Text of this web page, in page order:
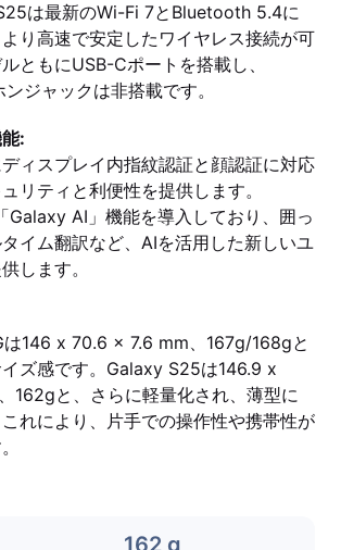
は最新のWi-Fi 7とBluetooth 5.4に
り高速で安定したワイヤレス接続が可
ともにUSB-Cポートを搭載し、
ジャックは非搭載です。
:
ィスプレイ内指紋認証と顔認証に対応
リティと利便性を提供します。
Galaxy AI」機能を導入しており、囲っ
イム翻訳など、AIを活用した新しいユ
します。
146 x 70.6 x 7.6 mm、167g/168gと
ズ感です。Galaxy S25は146.9 x
162gと、さらに軽量化され、薄型に
れにより、片手での操作性や携帯性が
162 g